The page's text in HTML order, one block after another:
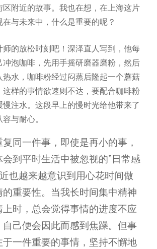
区附近的故事。我也在想，在上海这片
与未来中，什么是重要的呢？
师的放松时刻吧！深泽直人写到，他每
冲泡咖啡，先用手摇研磨器磨粉，然后
热水，咖啡粉经过闷蒸后隆起一个蘑菇
这样的事情欲速则不达，要配合咖啡粉
慢注水。这段早上的慢时光给他带来了
与耐心。
同一件事，即使是再小的事，
到平时生活中被忽视的”日常感
也越来越意识到用心花时间做
重要性。当我长时间集中精神
时，总会觉得事情的进度不应
己便会因此而感到焦躁。但事
于一件重要的事情，坚持不懈地